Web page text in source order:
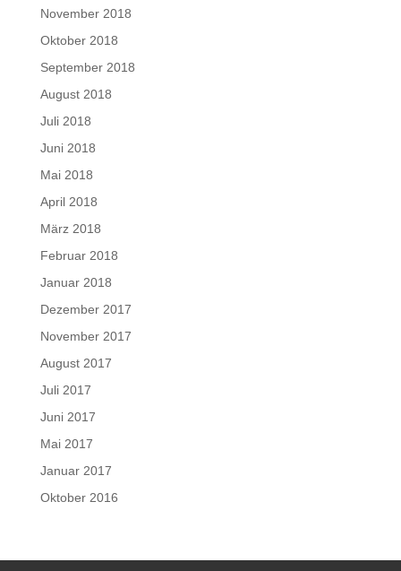
November 2018
Oktober 2018
September 2018
August 2018
Juli 2018
Juni 2018
Mai 2018
April 2018
März 2018
Februar 2018
Januar 2018
Dezember 2017
November 2017
August 2017
Juli 2017
Juni 2017
Mai 2017
Januar 2017
Oktober 2016